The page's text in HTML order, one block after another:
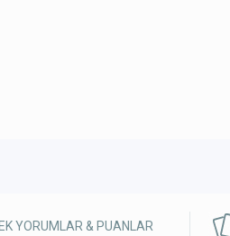
YORUMLAR & PUANLAR